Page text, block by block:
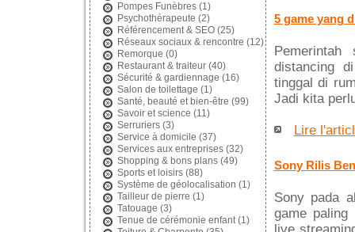
Pompes Funèbres(1)
Psychothérapeute (2)
Référencement & SEO(25)
Réseaux sociaux & rencontre (12)
Remorque (0)
Restaurant & traiteur(40)
Sécurité & gardiennage (16)
Salon de toilettage (1)
Santé, beauté et bien-être (99)
Savoir et science (11)
Serruriers(3)
Service à domicile (37)
Services aux entreprises(32)
Shopping & bons plans(49)
Sports et loisirs(88)
Système de géolocalisation (1)
Tailleur de pierre (1)
Tatouage (3)
Tenue de cérémonie enfant(1)
5 game yang
distancing
tinggal di
Jadi kita
Lire
Sony Rilis
Sony pada
game